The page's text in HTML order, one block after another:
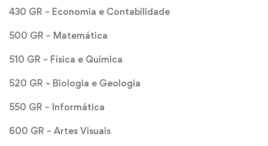
430 GR – Economia e Contabilidade
500 GR – Matemática
510 GR – Física e Química
520 GR – Biologia e Geologia
550 GR – Informática
600 GR – Artes Visuais